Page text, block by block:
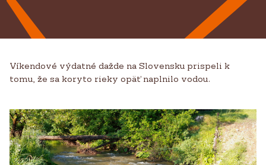
KONTAKTY
CZ SK EN
Víkendové výdatné dažde na Slovensku prispeli k
tomu, že sa koryto rieky opäť naplnilo vodou.